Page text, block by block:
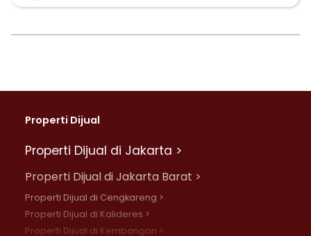
Properti Dijual
Properti Dijual di Jakarta >
Properti Dijual di Jakarta Barat >
Properti Dijual di Cengkareng >
Properti Dijual di Kalideres >
Properti Dijual di Kembangan >